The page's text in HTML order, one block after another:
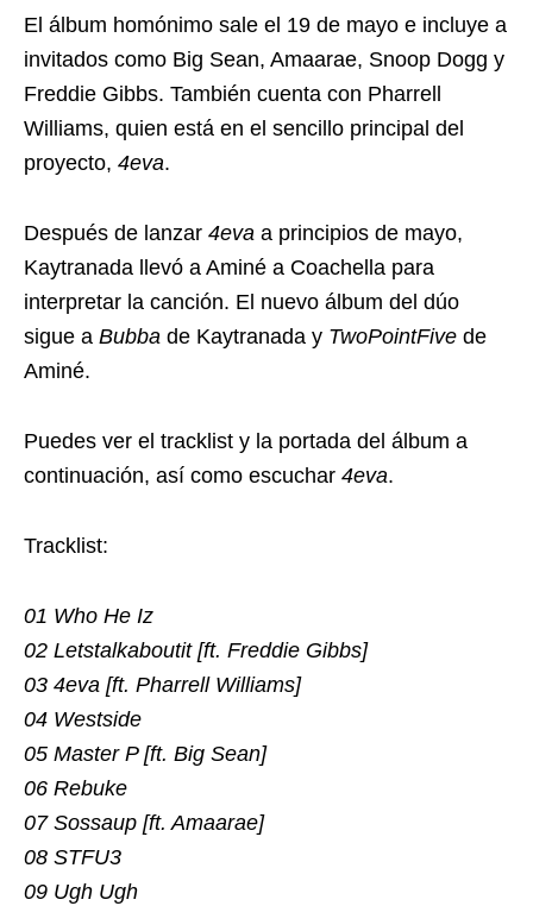
El álbum homónimo sale el 19 de mayo e incluye a
invitados como Big Sean, Amaarae, Snoop Dogg y
Freddie Gibbs. También cuenta con Pharrell
Williams, quien está en el sencillo principal del
proyecto, 4eva.
Después de lanzar 4eva a principios de mayo,
Kaytranada llevó a Aminé a Coachella para
interpretar la canción. El nuevo álbum del dúo
sigue a Bubba de Kaytranada y TwoPointFive de
Aminé.
Puedes ver el tracklist y la portada del álbum a
continuación, así como escuchar 4eva.
Tracklist:
01 Who He Iz
02 Letstalkaboutit [ft. Freddie Gibbs]
03 4eva [ft. Pharrell Williams]
04 Westside
05 Master P [ft. Big Sean]
06 Rebuke
07 Sossaup [ft. Amaarae]
08 STFU3
09 Ugh Ugh